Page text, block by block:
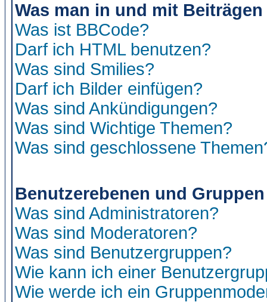
Was man in und mit
Was ist BBCode?
Darf ich HTML benutzen?
Was sind Smilies?
Darf ich Bilder einfügen?
Was sind Ankündigungen?
Was sind Wichtige Themen?
Was sind geschlossene
Benutzerebenen und Gruppen
Was sind Administratoren?
Was sind Moderatoren?
Was sind Benutzergruppen?
Wie kann ich einer
Wie werde ich ein